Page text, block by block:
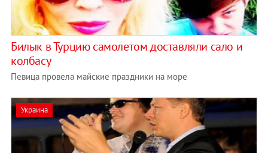
Билык в Турцию самолетом доставляли сало и
колбасу
Певица провела майские праздники на море
Украина